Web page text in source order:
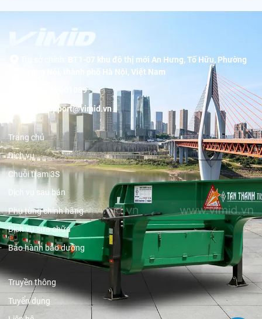
BT1-07 khu đô thị mới An Hưng, Tố Hữu, Phường
Dương Nội, thành phố Hà Nội, Việt Nam
19001089
support@vimid.vn
Trang chủ
Dịch vụ
Chuỗi trạm 3S
Dịch vụ sau bán
Phụ tùng chính hãng
Dịch vụ sửa chữa
Bảo hành bảo dưỡng
Truyền thông
Tuyển dụng